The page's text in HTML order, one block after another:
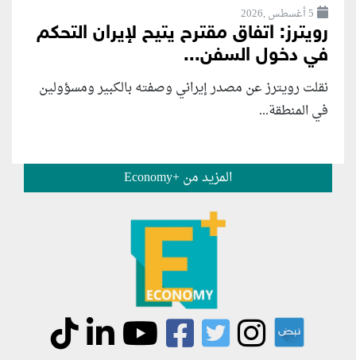
5 أغسطس ,2026
رويترز: اتفاق مقترح يتيح لإيران التحكم
في دخول السفن...
نقلت رويترز عن مصدر إيراني وصفته بالكبير ومسؤولين
في المنطقة...
المزيد من +Economy